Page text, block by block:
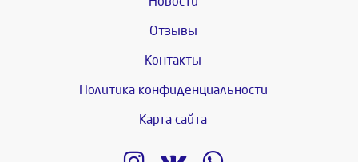
Отзывы
Контакты
Политика конфиденциальности
Карта сайта